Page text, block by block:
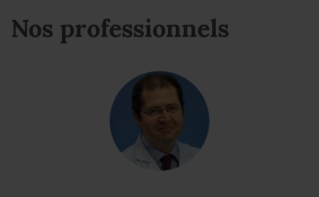
Nos professionnels